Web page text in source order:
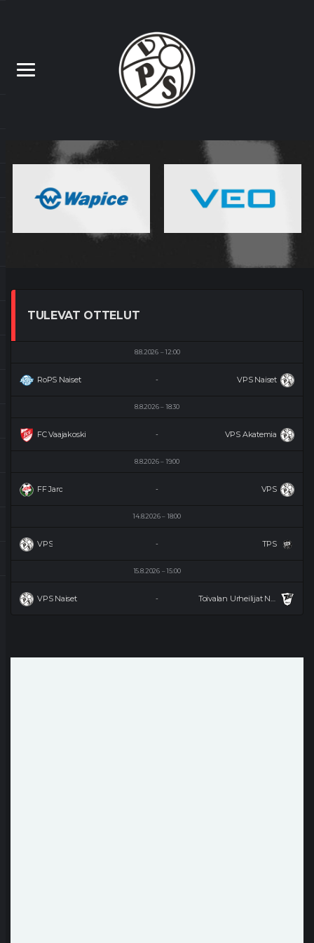
TULEVAT OTTELUT
8.8.2026 12:00
RoPS Naiset VPS Naiset
-
8.8.2026 18:30
FC Vaajakoski VPS Akatemia
-
8.8.2026 19:00
FF Jaro VPS
-
14.8.2026 18:00
VPS TPS
-
15.8.2026 15:00
VPS Naiset -